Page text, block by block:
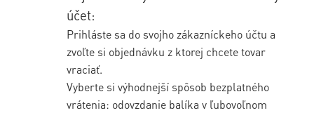
účet:
Prihláste sa do svojho zákazníckeho účtu a
zvoľte si objednávku z ktorej chcete tovar
vraciať.
Vyberte si výhodnejší spôsob bezplatného
vrátenia: odovzdanie balíka v ľubovoľnom